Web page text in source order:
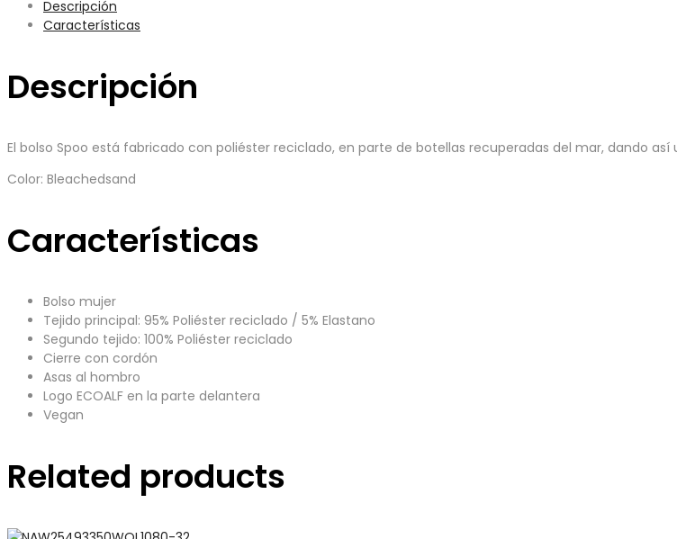
Descripción
Características
Descripción
El bolso Spoo está fabricado con poliéster reciclado, en parte de botellas recuperadas del mar, dando
Color: Bleachedsand
Características
Bolso mujer
Tejido principal: 95% Poliéster reciclado / 5% Elastano
Segundo tejido: 100% Poliéster reciclado
Cierre con cordón
Asas al hombro
Logo ECOALF en la parte delantera
Vegan
Related products